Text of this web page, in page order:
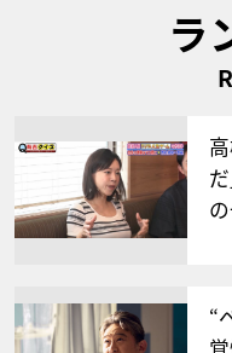
ラ
“